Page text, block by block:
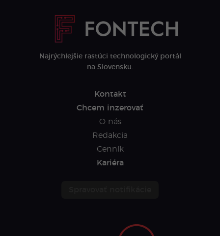
Najrýchlejšie rastúci technologický portál
na Slovensku.
Kontakt
Chcem inzerovať
O nás
Redakcia
Cenník
Kariéra